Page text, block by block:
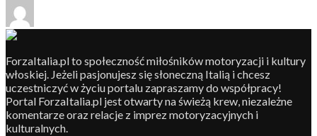
ForzaItalia.pl to społeczność miłośników motoryzacji i kultury
włoskiej. Jeżeli pasjonujesz się słoneczną Italią i chcesz
uczestniczyć w życiu portalu zapraszamy do współpracy!
Portal ForzaItalia.pl jest otwarty na świeżą krew, niezależne
komentarze oraz relacje z imprez motoryzacyjnych i
kulturalnych.